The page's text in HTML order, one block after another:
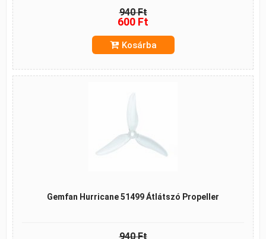
940 Ft
600 Ft
Kosárba
Gemfan Hurricane 51499 Átlátszó Propeller
940 Ft